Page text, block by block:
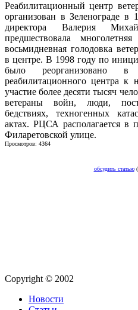
Реабилитационный центр
организован в Зеленограде в
директора Валерия
предшествовала
восьмидневная голодовка
в центре. В 1998 году по
было реорганизовано
реабилитационного центра к
участие более десяти тысяч
ветераны войн, люди,
бедствиях, техногенных
актах. РЦСА располагается в
Филаретовской улице.
Просмотров: 4364
обсудить статью
Copyright © 2002
Новости